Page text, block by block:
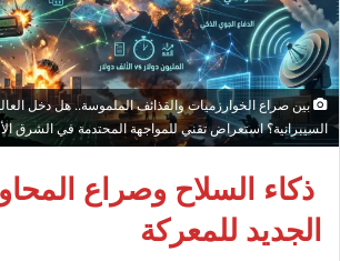
بين صراع الخوارزميات والقذائف الملموسة.. هل دخل
السيبرانية؟ استعراض تقني للمواجهة المحتدمة في الشرق
ذكاء السلاح وصراع
الجديد للمعركة